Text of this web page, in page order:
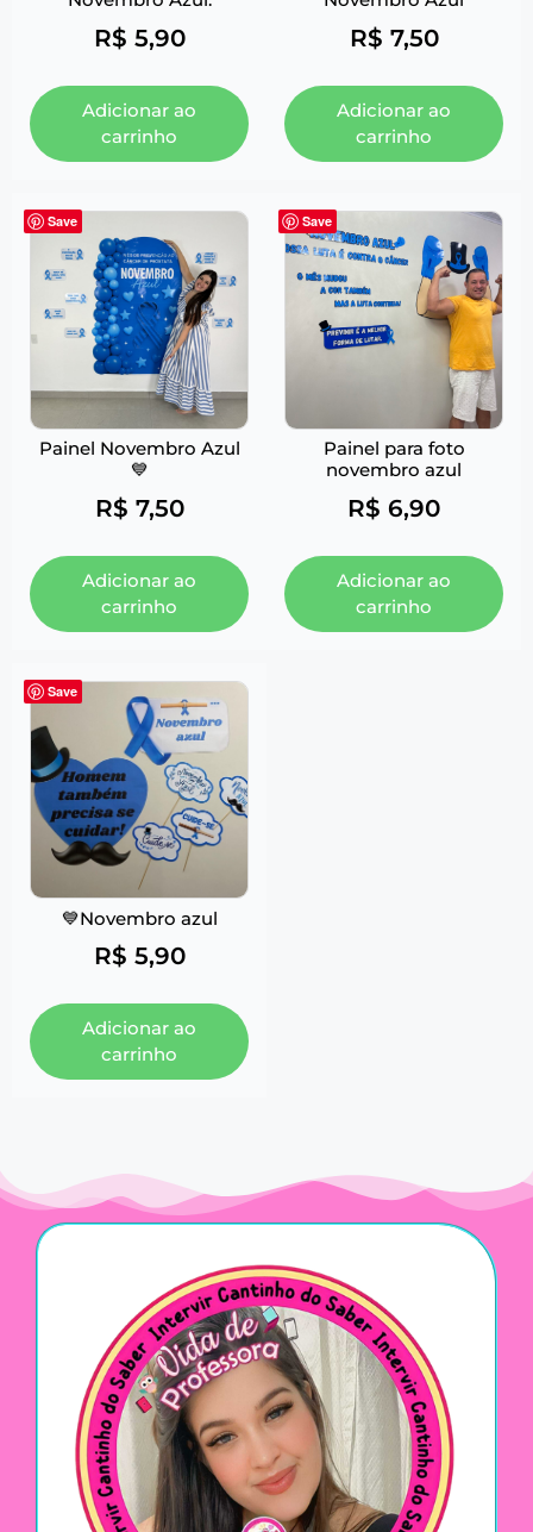
R$ 5,90
Adicionar ao
carrinho
R$ 7,50
Adicionar ao
carrinho
Save
Painel Novembro Azul
💙
R$ 7,50
Adicionar ao
carrinho
Save
Painel para foto
novembro azul
R$ 6,90
Adicionar ao
carrinho
Save
💙Novembro azul
R$ 5,90
Adicionar ao
carrinho